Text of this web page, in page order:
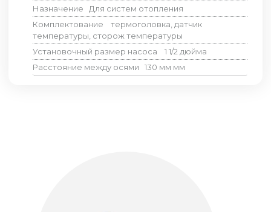
Назначение
Для систем отопления
Комплектование
термоголовка, датчик
температуры, сторож температуры
Установочный размер насоса
1 1/2 дюйма
Расстояние между осями
130 мм мм